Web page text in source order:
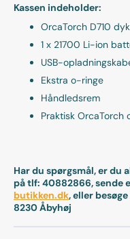
Kassen indeholder:
OrcaTorch D710
1 x 21700 Li-ion
USB-
Ekstra o-ringe
Håndledsrem
Praktisk
Har du spørgsmål, er du
på tlf: 40882866, sende
butikken.dk, eller
8230 Åbyhøj